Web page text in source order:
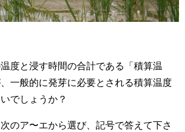
度と浸す時間の合計である「積算温
一般的に発芽に必要とされる積算温度
でしょうか？
のア〜エから選び、記号で答えて下さ